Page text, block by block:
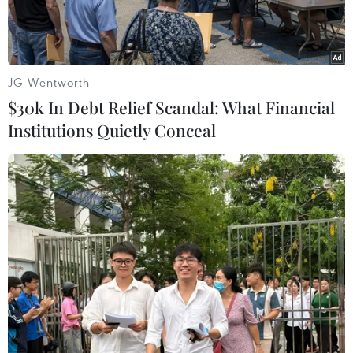
động.
(Trên) 3 bị can (từ trái qua phải) gồm Bùi Văn Trung, sinh năm
1982, Trưởng phòng quan trắc và môi trường; Trần Lê Tuấn, sinh
năm 1985, Phó Trưởng phòng Hành chính; Nguyễn Ngọc Biển,
sinh năm 1986, Trưởng phòng Quản lý hệ thống quan trắc môi
trường tự động. (Dưới) 4 bị can bị khởi tố và cấm đi khỏi nơi cư
JG Wentworth
$30k In Debt Relief Scandal: What Financial
Institutions Quietly Conceal